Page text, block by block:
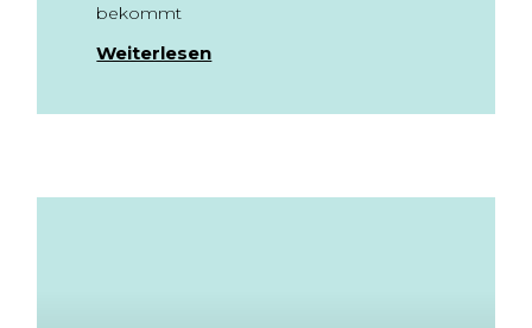
bekommt
Weiterlesen